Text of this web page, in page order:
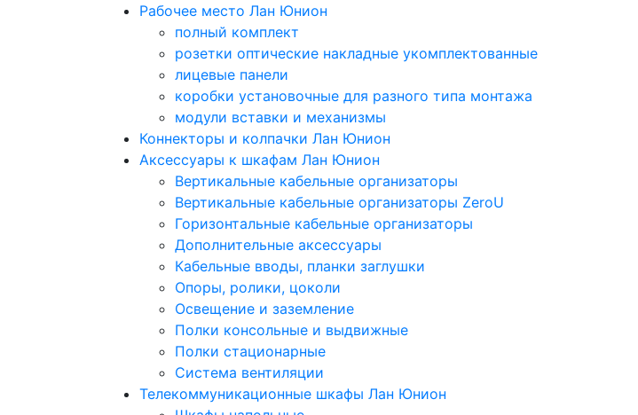
Рабочее место Лан Юнион
полный комплект
розетки оптические накладные укомплектованные
лицевые панели
коробки установочные для разного типа монтажа
модули вставки и механизмы
Коннекторы и колпачки Лан Юнион
Аксессуары к шкафам Лан Юнион
Вертикальные кабельные организаторы
Вертикальные кабельные организаторы ZeroU
Горизонтальные кабельные организаторы
Дополнительные аксессуары
Кабельные вводы, планки заглушки
Опоры, ролики, цоколи
Освещение и заземление
Полки консольные и выдвижные
Полки стационарные
Система вентиляции
Телекоммуникационные шкафы Лан Юнион